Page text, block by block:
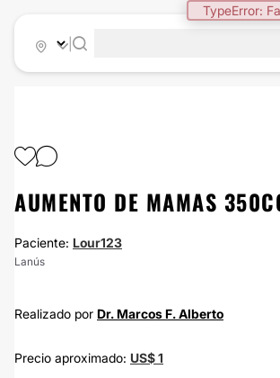
TypeError:
AUMENTO DE MAMAS
Paciente: Lour123
Lanús
Realizado por Dr. Marcos F. Alberto
Precio aproximado: US$ 1